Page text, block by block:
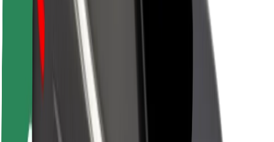
Prekių ženklo gairės
Misija
Investuotojams
Vadovybė
Prekės ženklas
Žiniasklaidai
„Urban Fund“